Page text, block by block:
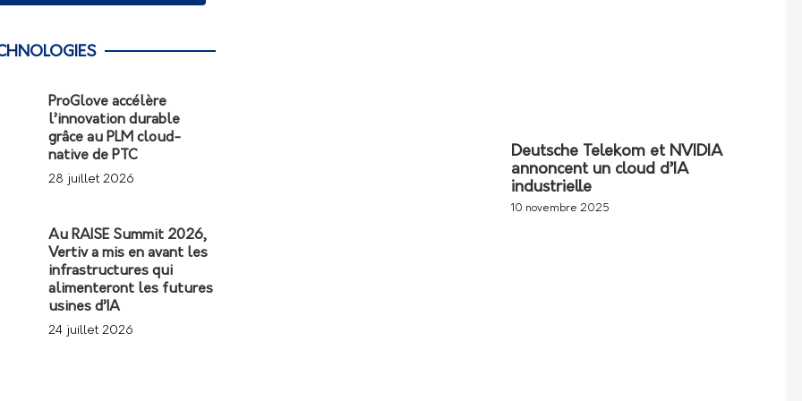
Deutsche Telekom et NVIDIA
annoncent un cloud d’IA
industrielle
10 novembre 2025
ProGlove accélère
l’innovation durable
grâce au PLM cloud-
native de PTC
28 juillet 2026
Au RAISE Summit 2026,
Vertiv a mis en avant les
infrastructures qui
alimenteront les futures
usines d’IA
24 juillet 2026